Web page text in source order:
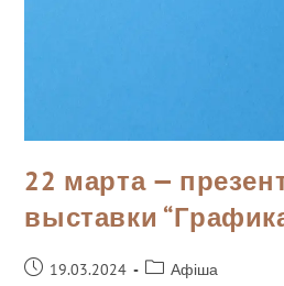
22 марта —
выставки
19.03.2024 Афіша